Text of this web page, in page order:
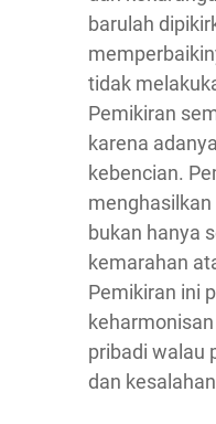
barulah
tidak
Pemikiran
karena
kebencian.
bukan hanya
kemarahan
Pemikiran ini
pribadi walau
dan